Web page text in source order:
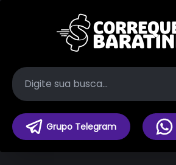
Grupo Telegram